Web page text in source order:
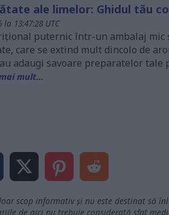
ale limelor: Ghidul tău
13:47:28 UTC
puternic într-un ambalaj mic
care se extind mult dincolo de
adaugi savoare preparatelor
mult...
scop informativ și nu este destinat să
de aici nu trebuie considerată sfat